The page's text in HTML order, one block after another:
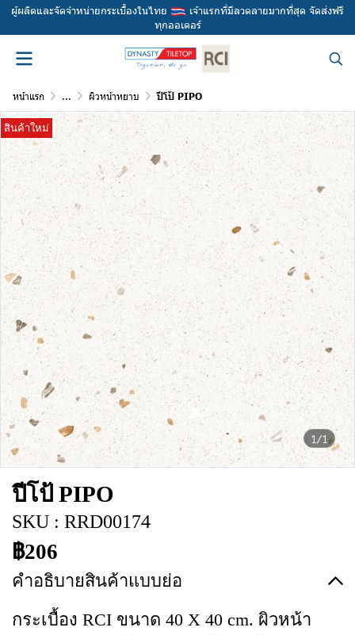
ผู้ผลิตและจัดจำหน่ายกระเบื้องในไทย
เจ้าแรกที่มีลวดลายมากที่สุด จัดส่งฟรี
ทุกออเดอร์
หน้าแรก ... ผิวหน้าหยาบ ปีโป้ PIPO
1/1
สินค้าใหม่
ปีโป้ PIPO
SKU : RRD00174
฿206
คำอธิบายสินค้าแบบย่อ
กระเบื้อง RCI ขนาด 40 X 40 cm. ผิวหน้า